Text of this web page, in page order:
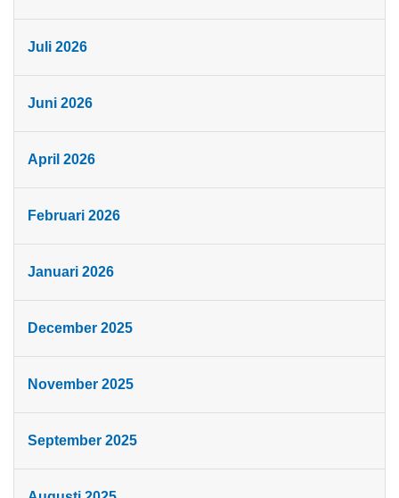
Juli 2026
Juni 2026
April 2026
Februari 2026
Januari 2026
December 2025
November 2025
September 2025